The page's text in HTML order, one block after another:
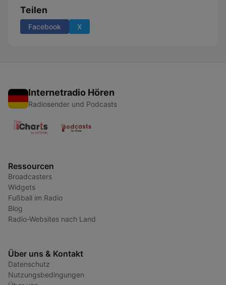
Teilen
Facebook X
Internetradio Hören
Radiosender und Podcasts
Ressourcen
Broadcasters
Widgets
Fußball im Radio
Blog
Radio-Websites nach Land
Über uns & Kontakt
Datenschutz
Nutzungsbedingungen